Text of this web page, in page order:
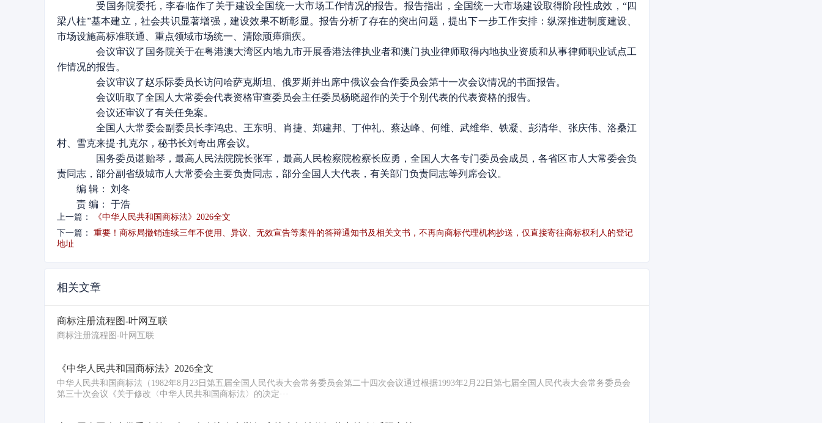
受国务院委托，李春临作了关于建设全国统一大市场工作情况的报告。报告指出，全国统一大市场建设取得阶段性成效，“四
梁八柱”基本建立，社会共识显著增强，建设效果不断彰显。报告分析了存在的突出问题，提出下一步工作安排：纵深推进制度建设、
市场设施高标准联通、重点领域市场统一、清除顽瘴痼疾。
会议审议了国务院关于在粤港澳大湾区内地九市开展香港法律执业者和澳门执业律师取得内地执业资质和从事律师职业试点工
作情况的报告。
会议审议了赵乐际委员长访问哈萨克斯坦、俄罗斯并出席中俄议会合作委员会第十一次会议情况的书面报告。
会议听取了全国人大常委会代表资格审查委员会主任委员杨晓超作的关于个别代表的代表资格的报告。
会议还审议了有关任免案。
全国人大常委会副委员长李鸿忠、王东明、肖捷、郑建邦、丁仲礼、蔡达峰、何维、武维华、铁凝、彭清华、张庆伟、洛桑江
村、雪克来提·扎克尔，秘书长刘奇出席会议。
国务委员谌贻琴，最高人民法院院长张军，最高人民检察院检察长应勇，全国人大各专门委员会成员，各省区市人大常委会负
责同志，部分副省级城市人大常委会主要负责同志，部分全国人大代表，有关部门负责同志等列席会议。
编 辑： 刘冬
责 编： 于浩
上一篇：
《中华人民共和国商标法》2026全文
下一篇：
重要！商标局撤销连续三年不使用、异议、无效宣告等案件的答辩通知书及相关文书，不再向商标代理机构抄送，仅直接寄往商标权利人的登记
地址
相关文章
商标注册流程图-叶网互联
商标注册流程图-叶网互联
《中华人民共和国商标法》2026全文
中华人民共和国商标法（1982年8月23日第五届全国人民代表大会常务委员会第二十四次会议通过根据1993年2月22日第七届全国人民代表大会常务委员会
第三十次会议《关于修改〈中华人民共和国商标法〉的决定···